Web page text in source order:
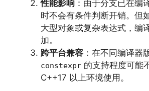
性能影响 ：由于分支已在编
时不会有条件判断开销。但
大型对象或复杂表达式，编
加。
跨平台兼容 ：在不同编译器
constexpr 的支持程度可能
C++17 以上环境使用。